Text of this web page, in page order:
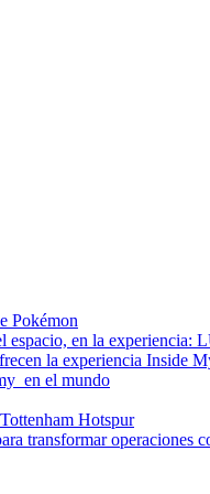
Pokémon
espacio, en la experiencia:
la experiencia Inside
en el mundo
Hotspur
transformar operaciones